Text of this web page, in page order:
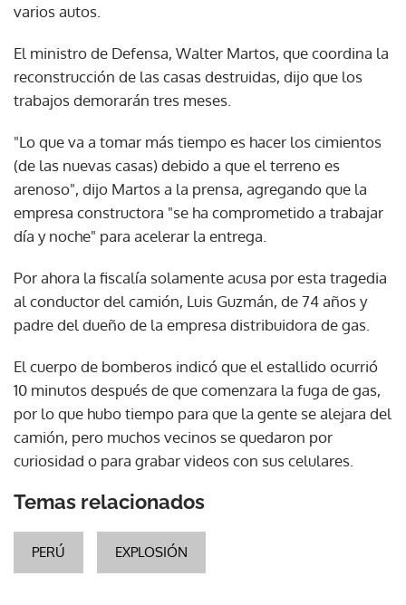
varios autos.
El ministro de Defensa, Walter Martos, que coordina la
reconstrucción de las casas destruidas, dijo que los
trabajos demorarán tres meses.
"Lo que va a tomar más tiempo es hacer los cimientos
(de las nuevas casas) debido a que el terreno es
arenoso", dijo Martos a la prensa, agregando que la
empresa constructora "se ha comprometido a trabajar
día y noche" para acelerar la entrega.
Por ahora la fiscalía solamente acusa por esta tragedia
al conductor del camión, Luis Guzmán, de 74 años y
padre del dueño de la empresa distribuidora de gas.
El cuerpo de bomberos indicó que el estallido ocurrió
10 minutos después de que comenzara la fuga de gas,
por lo que hubo tiempo para que la gente se alejara del
camión, pero muchos vecinos se quedaron por
curiosidad o para grabar videos con sus celulares.
Temas relacionados
PERÚ EXPLOSIÓN